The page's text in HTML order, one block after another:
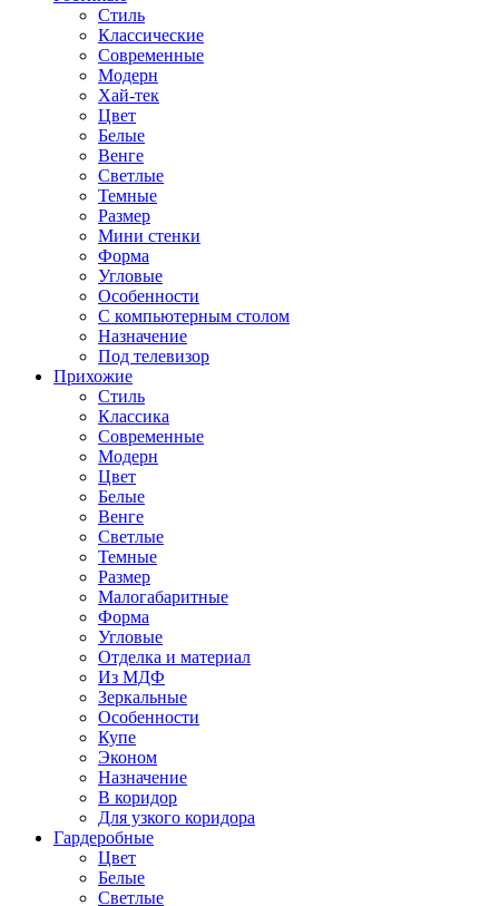
Стиль
Классические
Современные
Модерн
Хай-тек
Цвет
Белые
Венге
Светлые
Темные
Размер
Мини стенки
Форма
Угловые
Особенности
С компьютерным столом
Назначение
Под телевизор
Прихожие
Стиль
Классика
Современные
Модерн
Цвет
Белые
Венге
Светлые
Темные
Размер
Малогабаритные
Форма
Угловые
Отделка и материал
Из МДФ
Зеркальные
Особенности
Купе
Эконом
Назначение
В коридор
Для узкого коридора
Гардеробные
Цвет
Белые
Светлые